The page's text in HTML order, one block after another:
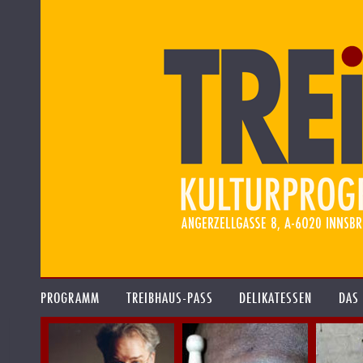
PROGRAMM TREIBHAUS-PASS DELIKATESSEN